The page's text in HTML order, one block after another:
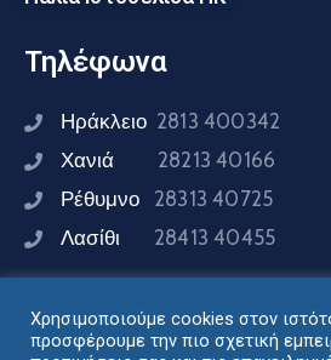
Τηλέφωνα
Ηράκλειο 2813 400342
Χανιά 28213 40166
Ρέθυμνο 28313 40725
Λασίθι 28413 40455
Συνδεθείτε μαζί μας
Χρησιμοποιούμε cookies στον
προσφέρουμε την πιο σχετική